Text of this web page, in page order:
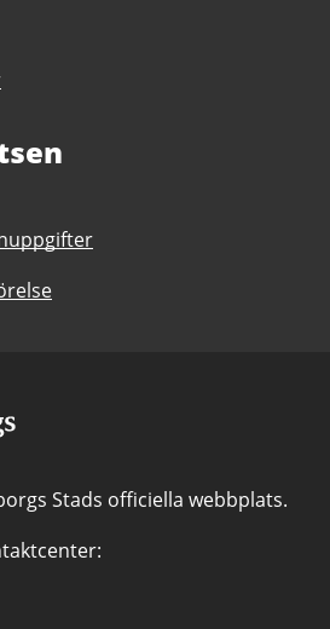
Stads officiella webbplats.